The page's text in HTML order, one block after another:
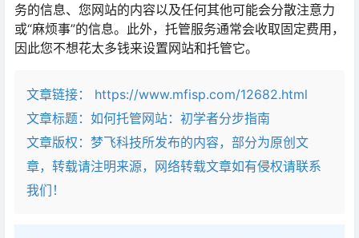
务的信息、您网站的内容以及任何其他可能会分散注意力
或“麻烦事”的信息。此外，托管服务通常会收取固定费用，
因此您不想花太多钱来设置网站和托管它。
文章链接：
https://www.mfisp.com/12682.html
文章标题： 如何托管网站：初学者分步指南
文章版权：梦飞科技所发布的内容，部分为原创文
章，转载请注明来源，网络转载文章如有侵权请联系
我们！